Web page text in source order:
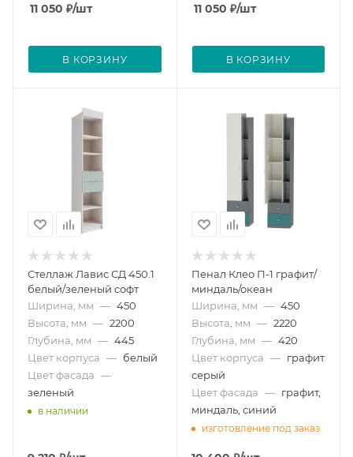
11 050 ₽/шт
В КОРЗИНУ
11 050 ₽/шт
В КОРЗИНУ
Стеллаж Лавис СД 450.1
белый/зеленый софт
Ширина, мм — 450
Высота, мм — 2200
Глубина, мм — 445
Цвет корпуса — белый
Цвет фасада —
зеленый
в наличии
Пенал Клео П-1 графит/
миндаль/океан
Ширина, мм — 450
Высота, мм — 2220
Глубина, мм — 420
Цвет корпуса — графит
серый
Цвет фасада — графит,
миндаль, синий
изготовление под заказ